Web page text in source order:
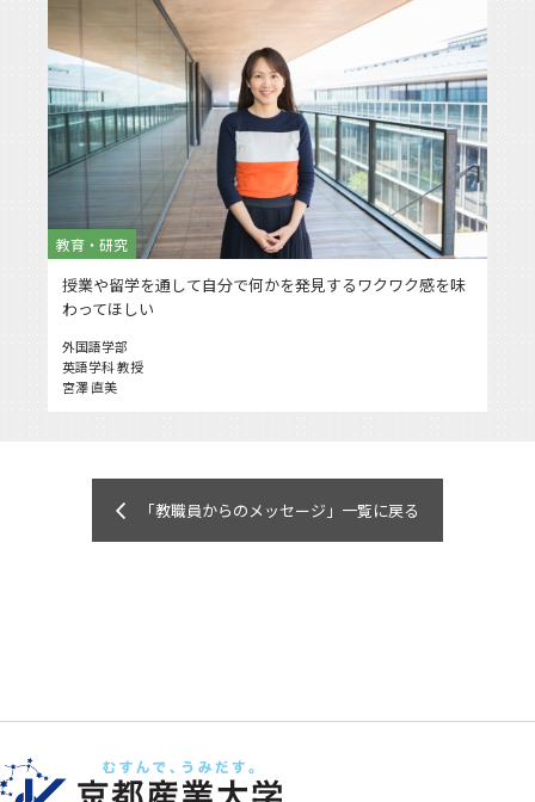
教育・研究
授業や留学を通して自分で何かを発見するワクワク感を味
わってほしい
外国語学部
英語学科 教授
宮澤 直美
「教職員からのメッセージ」一覧に戻る